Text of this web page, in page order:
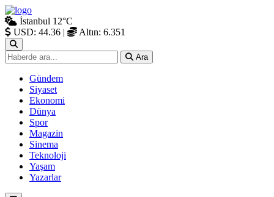
İstanbul 12°C
USD: 44.36 | Altın: 6.351
Ara
Gündem
Siyaset
Ekonomi
Dünya
Spor
Magazin
Sinema
Teknoloji
Yaşam
Yazarlar